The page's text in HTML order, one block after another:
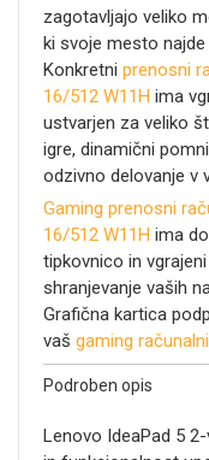
zagotavljajo veliko
ki svoje mesto
Konkretni prenosni
16/512 W11H ima
ustvarjen za veliko
igre, dinamični
odzivno delovanje v
Gaming prenosni
16/512 W11H ima
tipkovnico in
shranjevanje vaših
Grafična kartica
vaš gaming
Podroben opis
Lenovo IdeaPad 5